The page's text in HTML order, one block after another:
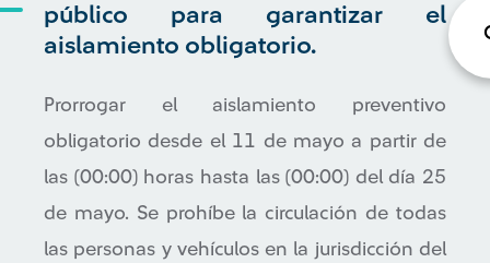
público para garantizar el
aislamiento obligatorio.
Prorrogar el aislamiento preventivo
obligatorio desde el 11 de mayo a partir de
las (00:00) horas hasta las (00:00) del día 25
de mayo. Se prohíbe la circulación de todas
las personas y vehículos en la jurisdicción del